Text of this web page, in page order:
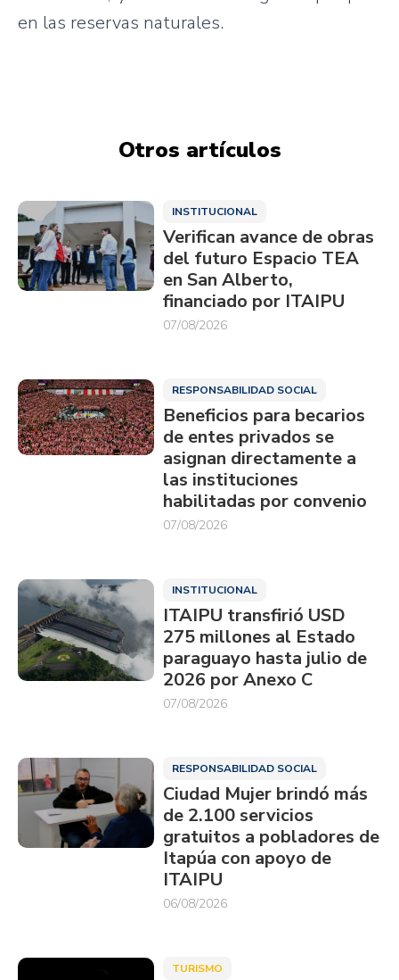
en las reservas naturales.
Otros artículos
INSTITUCIONAL
Verifican avance de obras
del futuro Espacio TEA
en San Alberto,
financiado por ITAIPU
07/08/2026
RESPONSABILIDAD SOCIAL
Beneficios para becarios
de entes privados se
asignan directamente a
las instituciones
habilitadas por convenio
07/08/2026
INSTITUCIONAL
ITAIPU transfirió USD
275 millones al Estado
paraguayo hasta julio de
2026 por Anexo C
07/08/2026
RESPONSABILIDAD SOCIAL
Ciudad Mujer brindó más
de 2.100 servicios
gratuitos a pobladores de
Itapúa con apoyo de
ITAIPU
06/08/2026
TURISMO